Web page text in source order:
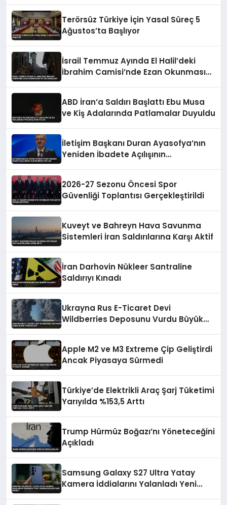
Terörsüz Türkiye İçin Yasal Süreç 5
Ağustos’ta Başlıyor
İsrail Temmuz Ayında El Halil’deki
İbrahim Camisi’nde Ezan Okunmasını
ABD İran’a Saldırı Başlattı Ebu Musa
ve Kiş Adalarında Patlamalar Duyuldu
İletişim Başkanı Duran Ayasofya’nın
Yeniden İbadete Açılışının
2026-27 Sezonu Öncesi Spor
Güvenliği Toplantısı Gerçekleştirildi
Kuveyt ve Bahreyn Hava Savunma
Sistemleri İran Saldırılarına Karşı Aktif
İran Darhovin Nükleer Santraline
Saldırıyı Kınadı
Ukrayna Rus E-Ticaret Devi
Wildberries Deposunu Vurdu Büyük
Apple M2 ve M3 Extreme Çip Geliştirdi
Ancak Piyasaya Sürmedi
Türkiye’de Elektrikli Araç Şarj Tüketimi
Yarıyılda %153,5 Arttı
Trump Hürmüz Boğazı’nı Yöneteceğini
Açıkladı
Samsung Galaxy S27 Ultra Yatay
Kamera İddialarını Yalanladı Yeni